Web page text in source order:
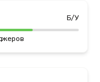
Б/У